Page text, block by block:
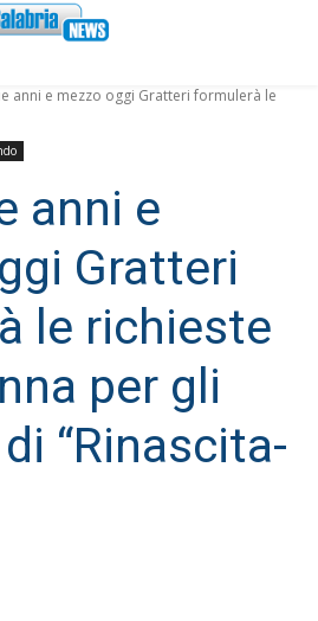
anni e mezzo oggi Gratteri formulerà le
anni e
Gratteri
le richieste
per gli
“Rinascita-